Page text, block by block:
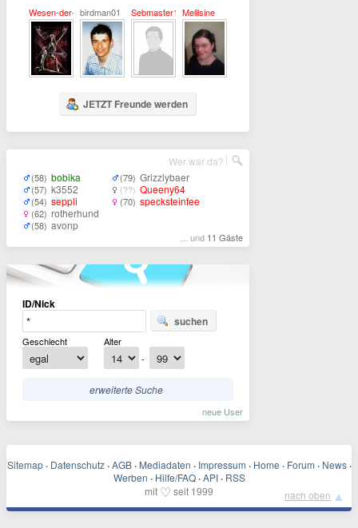
Wesen-der-Nachtbirdman01 Sebmaster12Melllsine
JETZT Freunde werden
(58) bobika
(57) k3552
(54) seppli
(62) rotherhund
(58) avonp
(79) Grizzlybaer
(??) Queeny64
(70) specksteinfee
... und 11 Gäste
Wer war da?
ID/Nick
suchen
Geschlecht
Alter
-
erweiterte Suche
neue User
Sitemap · Datenschutz · AGB · Mediadaten · Impressum · Home · Forum · News ·
Werben · Hilfe/FAQ · API · RSS
mit ♡ seit 1999 nach oben ▲